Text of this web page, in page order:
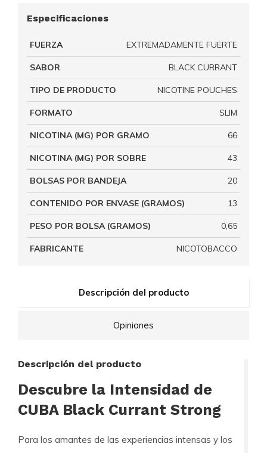
Descripción del producto
Opiniones
Descripción del producto
Descubre la Intensidad de
CUBA Black Currant Strong
Para los amantes de las experiencias intensas y los
Especificaciones
FUERZA EXTREMADAMENTE FUERTE
SABOR BLACK CURRANT
TIPO DE PRODUCTO NICOTINE POUCHES
FORMATO SLIM
NICOTINA (MG) POR GRAMO 66
NICOTINA (MG) POR SOBRE 43
BOLSAS POR BANDEJA 20
CONTENIDO POR ENVASE (GRAMOS) 13
PESO POR BOLSA (GRAMOS) 0,65
FABRICANTE NICOTOBACCO